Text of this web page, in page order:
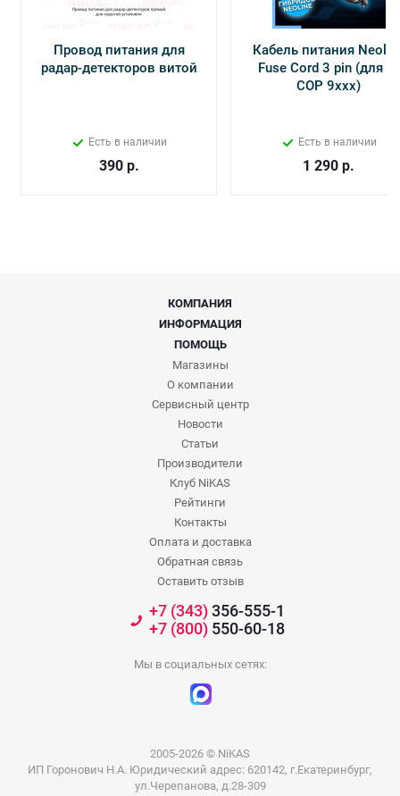
Провод питания для
радар-детекторов витой
Есть в наличии
390р.
Кабель питания
Fuse Cord 3 pin (для Х-
СОР 9ххх)
Есть в наличии
1 290 р.
КОМПАНИЯ
ИНФОРМАЦИЯ
ПОМОЩЬ
Магазины
О компании
Сервисный центр
Новости
Статьи
Производители
Клуб NiKAS
Рейтинги
Контакты
Оплата и доставка
Обратная связь
Оставить отзыв
+7 (343)356-555-1
+7 (800)550-60-18
Мы в социальных сетях:
2005-2026 © NiKAS
ИП Горонович Н.А. Юридический адрес: 620142, г.Екатеринбург,
ул.Черепанова, д.28-309